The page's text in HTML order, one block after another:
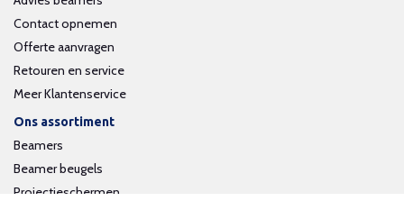
Contact opnemen
Offerte aanvragen
Retouren en service
Meer Klantenservice
Ons assortiment
Beamers
Beamer beugels
Projectieschermen